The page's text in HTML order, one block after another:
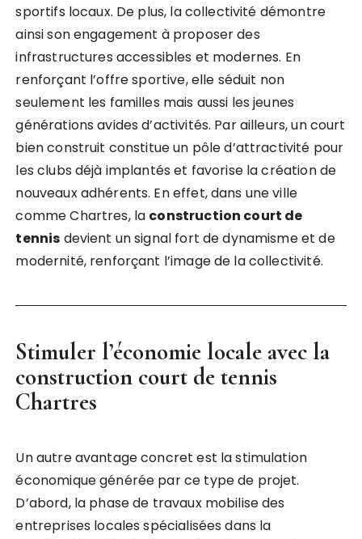
sportifs locaux. De plus, la collectivité démontre
ainsi son engagement à proposer des
infrastructures accessibles et modernes. En
renforçant l’offre sportive, elle séduit non
seulement les familles mais aussi les jeunes
générations avides d’activités. Par ailleurs, un court
bien construit constitue un pôle d’attractivité pour
les clubs déjà implantés et favorise la création de
nouveaux adhérents. En effet, dans une ville
comme Chartres, la construction court de
tennis devient un signal fort de dynamisme et de
modernité, renforçant l’image de la collectivité.
Stimuler l’économie locale avec la
construction court de tennis
Chartres
Un autre avantage concret est la stimulation
économique générée par ce type de projet.
D’abord, la phase de travaux mobilise des
entreprises locales spécialisées dans la